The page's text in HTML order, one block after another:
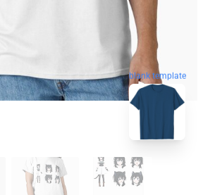
blank template